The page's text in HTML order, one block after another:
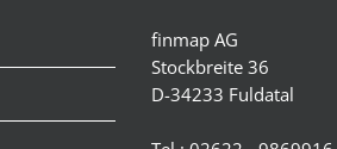
finmap AG
Stockbreite 36
D-34233 Fuldatal